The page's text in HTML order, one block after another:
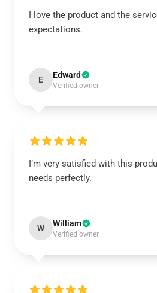
I love the product and the
expectations.
E Edward
Verified owner
I’m very satisfied with this
needs perfectly.
W William
Verified owner